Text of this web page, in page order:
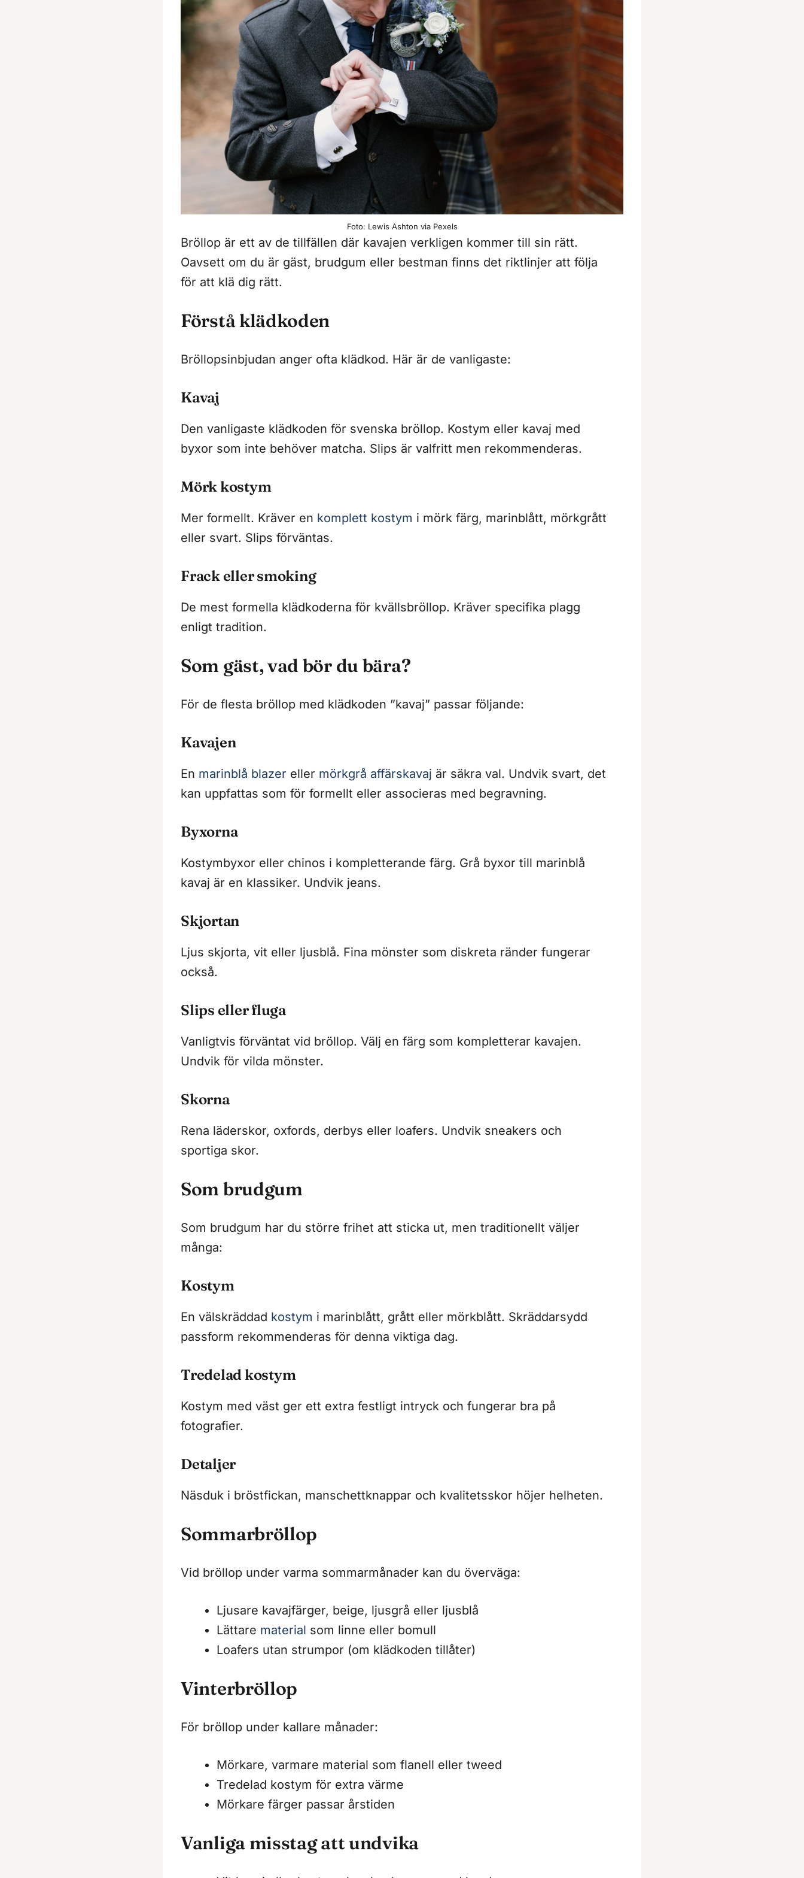
Foto: Lewis Ashton via Pexels
Bröllop är ett av de tillfällen där kavajen verkligen kommer till sin rätt.
Oavsett om du är gäst, brudgum eller bestman finns det riktlinjer att följa
för att klä dig rätt.
Förstå klädkoden
Bröllopsinbjudan anger ofta klädkod. Här är de vanligaste:
Kavaj
Den vanligaste klädkoden för svenska bröllop. Kostym eller kavaj med
byxor som inte behöver matcha. Slips är valfritt men rekommenderas.
Mörk kostym
Mer formellt. Kräver en komplett kostym i mörk färg, marinblått, mörkgrått
eller svart. Slips förväntas.
Frack eller smoking
De mest formella klädkoderna för kvällsbröllop. Kräver specifika plagg
enligt tradition.
Som gäst, vad bör du bära?
För de flesta bröllop med klädkoden ”kavaj” passar följande:
Kavajen
En marinblå blazer eller mörkgrå affärskavaj är säkra val. Undvik svart, det
kan uppfattas som för formellt eller associeras med begravning.
Byxorna
Kostymbyxor eller chinos i kompletterande färg. Grå byxor till marinblå
kavaj är en klassiker. Undvik jeans.
Skjortan
Ljus skjorta, vit eller ljusblå. Fina mönster som diskreta ränder fungerar
också.
Slips eller fluga
Vanligtvis förväntat vid bröllop. Välj en färg som kompletterar kavajen.
Undvik för vilda mönster.
Skorna
Rena läderskor, oxfords, derbys eller loafers. Undvik sneakers och
sportiga skor.
Som brudgum
Som brudgum har du större frihet att sticka ut, men traditionellt väljer
många:
Kostym
En välskräddad kostym i marinblått, grått eller mörkblått. Skräddarsydd
passform rekommenderas för denna viktiga dag.
Tredelad kostym
Kostym med väst ger ett extra festligt intryck och fungerar bra på
fotografier.
Detaljer
Näsduk i bröstfickan, manschettknappar och kvalitetsskor höjer helheten.
Sommarbröllop
Vid bröllop under varma sommarmånader kan du överväga:
Ljusare kavajfärger, beige, ljusgrå eller ljusblå
Lättare material som linne eller bomull
Loafers utan strumpor (om klädkoden tillåter)
Vinterbröllop
För bröllop under kallare månader:
Mörkare, varmare material som flanell eller tweed
Tredelad kostym för extra värme
Mörkare färger passar årstiden
Vanliga misstag att undvika